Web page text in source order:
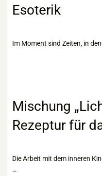
Esoterik
Im Moment sind Zeiten, in
Mischung
Rezeptur für
Die Arbeit mit dem inneren
…